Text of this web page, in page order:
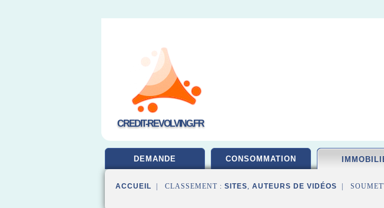
CREDIT-REVOLVING.FR
DEMANDE CONSOMMATION
ACCUEIL | CLASSEMENT : SITES, AUTEURS DE VIDÉOS |